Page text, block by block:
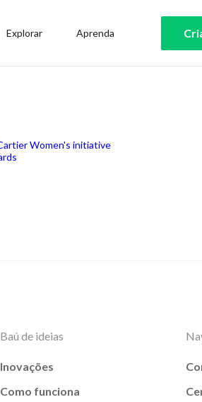
Explorar Aprenda
Baú de ideias
Inovações
Como funciona